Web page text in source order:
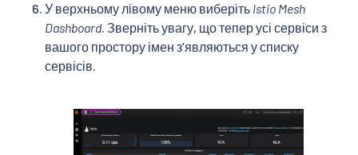
У верхньому лівому меню виберіть Istio Mesh
Dashboard. Зверніть увагу, що тепер усі сервіси з
вашого простору імен зʼявляються у списку
сервісів.